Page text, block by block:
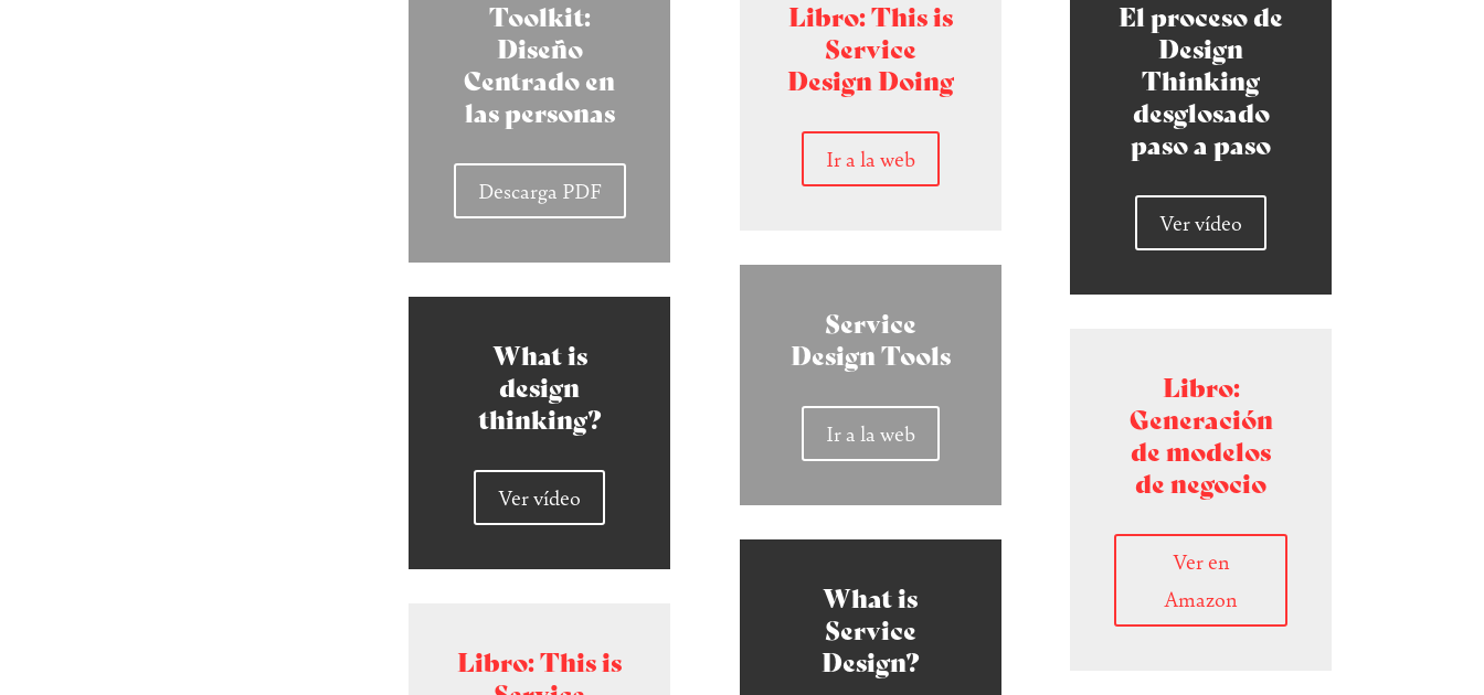
Toolkit:
Diseño
Centrado en
las personas
Descarga PDF
What is
design
thinking?
Ver vídeo
Libro: This is
Libro: This is
Service
Design Doing
Ir a la web
Service
Design Tools
Ir a la web
What is
Service
Design?
El proceso de
Design
Thinking
desglosado
paso a paso
Ver vídeo
Libro:
Generación
de modelos
de negocio
Ver en
Amazon